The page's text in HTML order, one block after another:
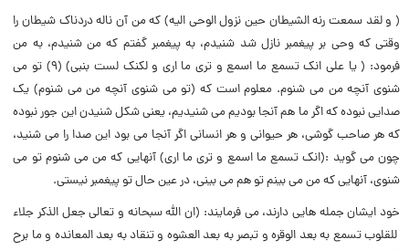
(‌ و لقد سمعت رنه الشیطان حین نزول الوحى الیه) که من آن ناله دردناک شیطان را
وقتى که وحى بر پیغمبر نازل شد شنیدم، به پیغمبر گفتم که من شنیدم، به من
فرمود: (‌ یا على انک تسمع ما اسمع و ترى ما ارى و لکنک لست بنبى) (‌۹) تو مى
شنوى آنچه من مى شنوم. معلوم است که (‌تو مى شنوى آنچه من مى شنوم) یک
صدایى نبوده که اگر ما هم آنجا بودیم مى شنیدیم، یعنى شکل شنیدن این جور نبوده
که هر صاحب گوشى، هر حیوانى و هر انسانى اگر آنجا مى بود این صدا را مى شنید،
چون مى گوید :(‌انک تسمع ما اسمع و ترى ما ارى) آنهایى که من مى شنوم تو مى
شنوى، آنهایى که من مى بینم تو هم مى بینى، در عین حال تو پیغمبر نیستى.
خود ایشان جمله هایى دارند، مى فرمایند: (‌ان الله سبحانه و تعالى جعل الذکر جلاء
للقلوب تسمع به بعد الوقره و تبصر به بعد العشوه و تنقاد به بعد المعانده و ما برح